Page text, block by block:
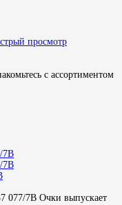
просмотр
с ассортиментом
077/7B Очки выпускает